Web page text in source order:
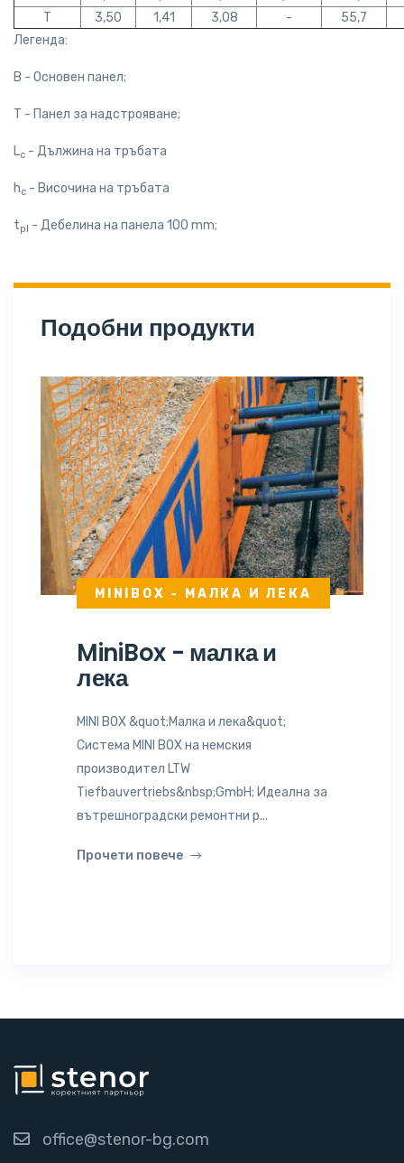
T
3,50 1,41 3,08 -
55,7
Легенда:
B - Основен панел;
Т - Панел за надстрояване;
Lc - Дължина на тръбата
hс - Височина на тръбата
tpl - Дебелина на панела 100 mm;
Подобни продукти
MINIBOX - МАЛКА И ЛЕКА
MiniBox - малка и
лека
MINI BOX &quot;Малка и лека&quot;
Система MINI BOX на немския
производител LTW
Tiefbauvertriebs&nbsp;GmbH; Идеална за
вътрешноградски ремонтни р...
Прочети повече
office@stenor-bg.com